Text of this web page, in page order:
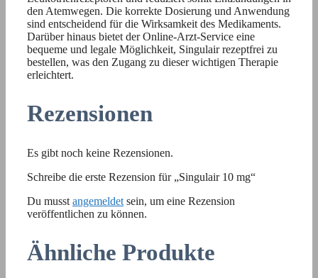
den Atemwegen. Die korrekte Dosierung und Anwendung
sind entscheidend für die Wirksamkeit des Medikaments.
Darüber hinaus bietet der Online-Arzt-Service eine
bequeme und legale Möglichkeit, Singulair rezeptfrei zu
bestellen, was den Zugang zu dieser wichtigen Therapie
erleichtert.
Rezensionen
Es gibt noch keine Rezensionen.
Schreibe die erste Rezension für „Singulair 10 mg“
Du musst angemeldet sein, um eine Rezension
veröffentlichen zu können.
Ähnliche Produkte